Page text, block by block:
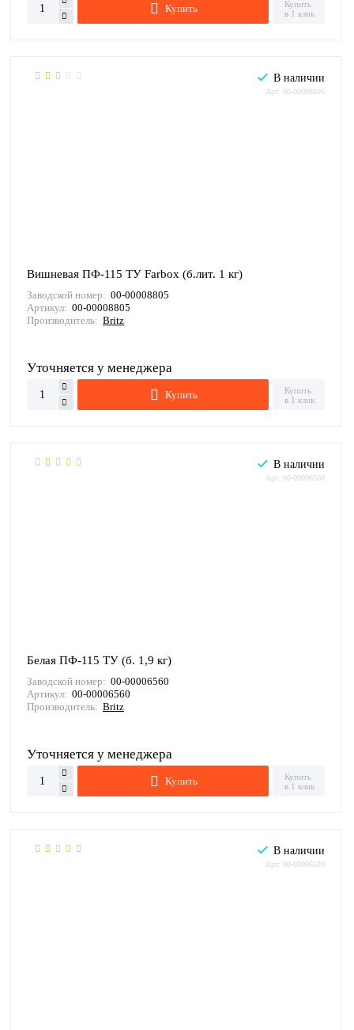
Купить
Купить
в 1 клик
В наличии
Арт: 00-00008805
Вишневая ПФ-115 ТУ Farbox (б.лит. 1 кг)
Заводской номер: 00-00008805
Артикул: 00-00008805
Производитель: Britz
Уточняется у менеджера
Купить
Купить
в 1 клик
В наличии
Арт: 00-00006560
Белая ПФ-115 ТУ (б. 1,9 кг)
Заводской номер: 00-00006560
Артикул: 00-00006560
Производитель: Britz
Уточняется у менеджера
Купить
Купить
в 1 клик
В наличии
Арт: 00-00006589